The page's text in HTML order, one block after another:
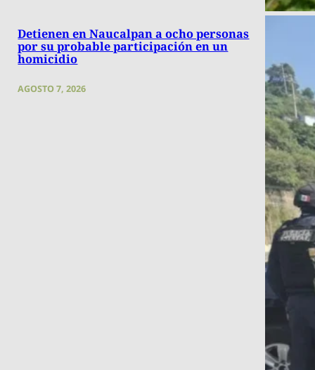
Detienen en Naucalpan a ocho personas
por su probable participación en un
homicidio
AGOSTO 7, 2026